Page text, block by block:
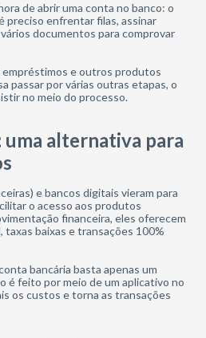
de abrir uma conta no banco: o
preciso enfrentar filas, assinar
documentos para comprovar
empréstimos e outros produtos
passar por várias outras etapas, o
no meio do processo.
uma alternativa para
e bancos digitais vieram para
o acesso aos produtos
financeira, eles oferecem
taxas baixas e transações 100%
bancária basta apenas um
é feito por meio de um aplicativo no
os custos e torna as transações